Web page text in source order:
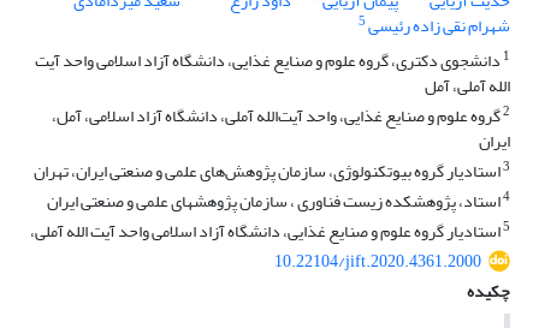
شهرام نقی زاده رئیسی5
1 داﻧﺸﺠﻮی دﻛﺘﺮی، ﮔﺮوه علوم و صنایع غذایی، دانشگاه آزاد اسلامی واحد آیت
الله آملی، آمل
2گروه علوم و صنایع غذایی، واحد آیت‌الله آملی، دانشگاه آزاد اسلامی، آمل،
ایران
3استادﻳﺎر ﮔﺮوه بیوتکنولوژی، سازمان پژوهش‌های علمی و صنعتی ایران، تهران
4استاد، پژوهشکده زیست فناوری ، سازمان پژوهشهای علمی و صنعتی ایران
5استادﻳﺎر ﮔﺮوه علوم و صنایع غذایی، دانشگاه آزاد اسلامی واحد آیت الله آملی،
10.22104/jift.2020.4361.2000
چکیده